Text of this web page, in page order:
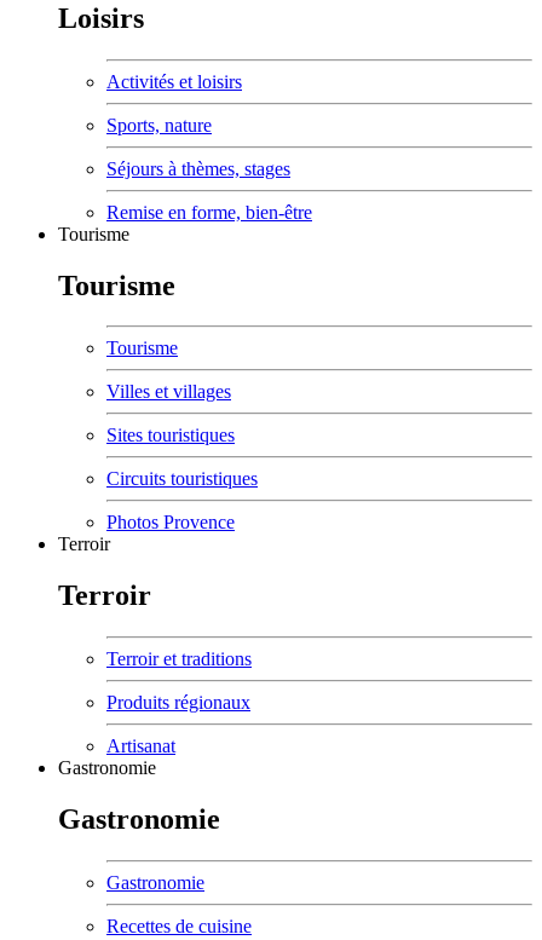
Loisirs
Activités et loisirs
Sports, nature
Séjours à thèmes, stages
Remise en forme, bien-être
Tourisme
Tourisme
Tourisme
Villes et villages
Sites touristiques
Circuits touristiques
Photos Provence
Terroir
Terroir
Terroir et traditions
Produits régionaux
Artisanat
Gastronomie
Gastronomie
Gastronomie
Recettes de cuisine